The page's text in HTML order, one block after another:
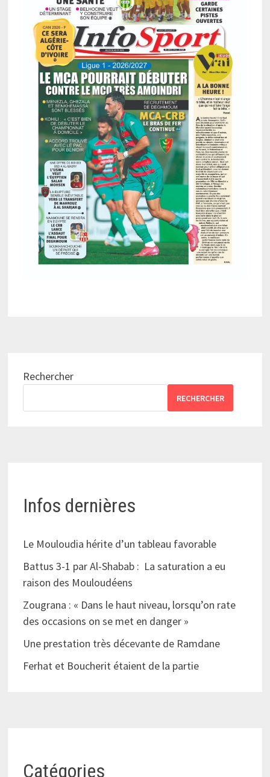
Rechercher
RECHERCHER
Infos dernières
Le Mouloudia hérite d’un tableau favorable
Battus 3-1 par Al-Shabab : La saturation a eu
raison des Mouloudéens
Zougrana : « Dans le haut niveau, lorsqu’on rate
des occasions on se met en danger »
Une prestation très décevante de Ramdane
Ferhat et Boucherit étaient de la partie
Catégories